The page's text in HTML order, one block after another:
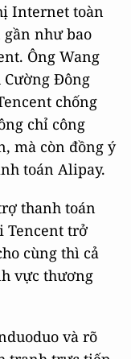
Internet toàn
như bao
Ông Wang
Cường Đông
chống
chỉ công
mà còn đồng ý
toán Alipay.
thanh toán
Tencent trở
cùng thì cả
vực thương
và rõ